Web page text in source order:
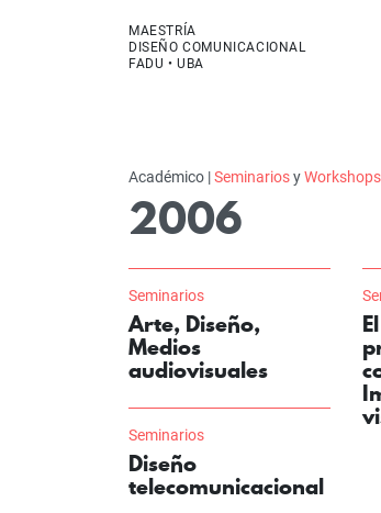
MAESTRÍA
DISEÑO COMUNICACIONAL
FADU • UBA
Académico |SeminariosyWorkshops
2006
Seminarios
Arte, Diseño,
Medios
audiovisuales
Seminarios
Diseño
telecomunicacional